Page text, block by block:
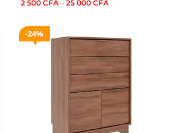
2 500 CFA– 25 000 CFA
24%